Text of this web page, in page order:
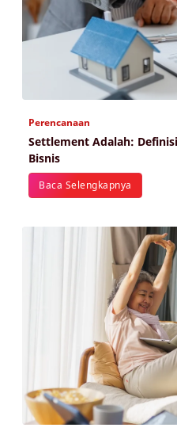
Perencanaan
Settlement Adalah:
Bisnis
Baca Selengkapnya